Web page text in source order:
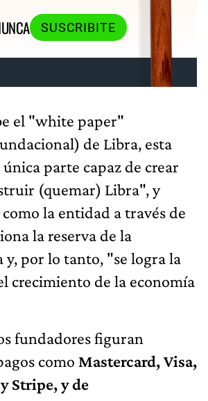
SUSCRIBITE
el "white paper"
de Libra, esta
parte capaz de crear
(quemar) Libra", y
la entidad a través de
la reserva de la
por lo tanto, "se logra la
crecimiento de la economía
fundadores figuran
como Mastercard, Visa,
Stripe, y de